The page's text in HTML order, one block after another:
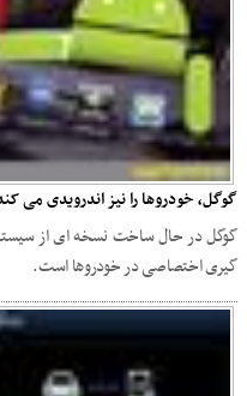
گوگل، خودروها را نیز اندرویدی می
گوگل در حال ساخت نسخه ای از سیستم
گیری اختصاصی در خودروها است.